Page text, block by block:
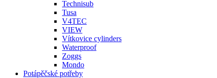
Technisub
Tusa
V4TEC
VIEW
Vítkovice cylinders
Waterproof
Zoggs
Mondo
Potápěčské potřeby